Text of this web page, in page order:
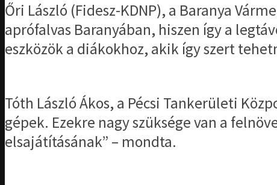
Őri László (Fidesz-KDNP), a Baranya
aprófalvas Baranyában, hiszen így a
eszközök a diákokhoz, akik így szert
Tóth László Ákos, a Pécsi Tankerületi
gépek. Ezekre nagy szüksége van a
elsajátításának” – mondta.